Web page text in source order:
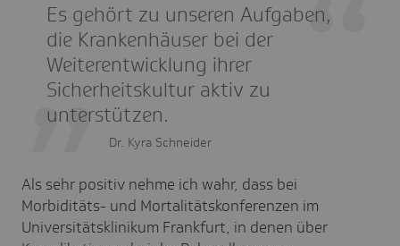
Es gehört zu unseren Aufgaben,
die Krankenhäuser bei der
Weiterentwicklung ihrer
Sicherheitskultur aktiv zu
unterstützen.
Dr. Kyra Schneider
Als sehr positiv nehme ich wahr, dass bei
Morbiditäts- und Mortalitätskonferenzen im
Universitätsklinikum Frankfurt, in denen über